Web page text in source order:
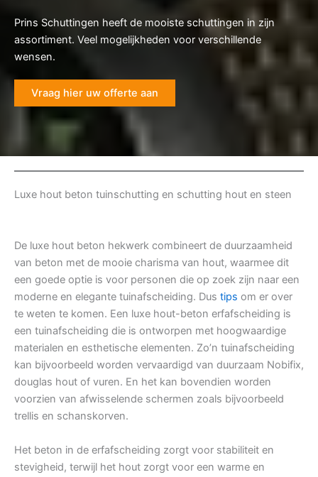
Prins Schuttingen heeft de mooiste schuttingen in zijn
assortiment. Veel mogelijkheden voor verschillende
wensen.
Vraag hier uw offerte aan
Luxe hout beton tuinschutting en schutting hout en steen
De luxe hout beton hekwerk combineert de duurzaamheid
van beton met de mooie charisma van hout, waarmee dit
een goede optie is voor personen die op zoek zijn naar een
moderne en elegante tuinafscheiding. Dus tips om er over
te weten te komen. Een luxe hout-beton erfafscheiding is
een tuinafscheiding die is ontworpen met hoogwaardige
materialen en esthetische elementen. Zo’n tuinafscheiding
kan bijvoorbeeld worden vervaardigd van duurzaam Nobifix,
douglas hout of vuren. En het kan bovendien worden
voorzien van afwisselende schermen zoals bijvoorbeeld
trellis en schanskorven.
Het beton in de erfafscheiding zorgt voor stabiliteit en
stevigheid, terwijl het hout zorgt voor een warme en